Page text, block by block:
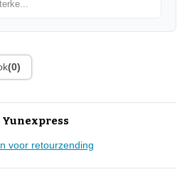
(0)
voor retourzending